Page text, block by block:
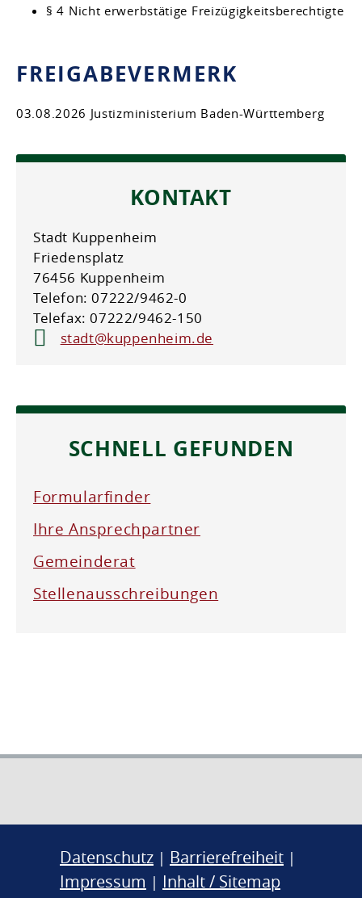
§ 4 Nicht erwerbstätige Freizügigkeitsberechtigte
FREIGABEVERMERK
03.08.2026 Justizministerium Baden-Württemberg
KONTAKT
Stadt Kuppenheim
Friedensplatz
76456 Kuppenheim
Telefon: 07222/9462-0
Telefax: 07222/9462-150
stadt@kuppenheim.de
SCHNELL GEFUNDEN
Formularfinder
Ihre Ansprechpartner
Gemeinderat
Stellenausschreibungen
Datenschutz | Barrierefreiheit |
Impressum | Inhalt / Sitemap